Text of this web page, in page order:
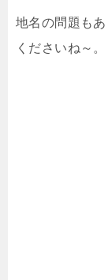
地名の問題も
くださいね～。